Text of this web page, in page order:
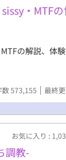
・MTF
の解説、体験
数 573,155 最終
お気に入り :
調教-